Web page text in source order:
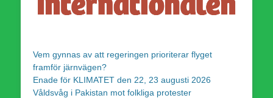
Vem gynnas av att regeringen prioriterar flyget
framför järnvägen?
Enade för KLIMATET den 22, 23 augusti 2026
Våldsvåg i Pakistan mot folkliga protester